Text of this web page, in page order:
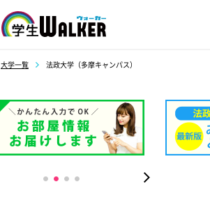
大学一覧 法政大学（多摩キャンパス）